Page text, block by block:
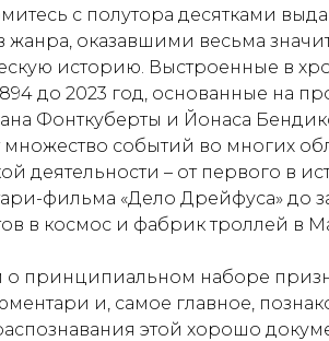
с полутора десятками
жанра, оказавшими весьма
историю. Выстроенные в
до 2023 год, основанные на
Фонткуберты и Йонаса
множество событий во многих
деятельности – от первого в
фильма «Дело Дрейфуса» до
в космос и фабрик троллей в
о принципиальном наборе
и, самое главное,
этой хорошо